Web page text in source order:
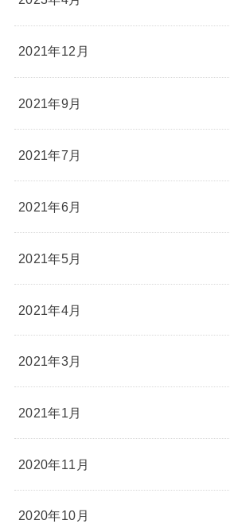
2021年12月
2021年9月
2021年7月
2021年6月
2021年5月
2021年4月
2021年3月
2021年1月
2020年11月
2020年10月